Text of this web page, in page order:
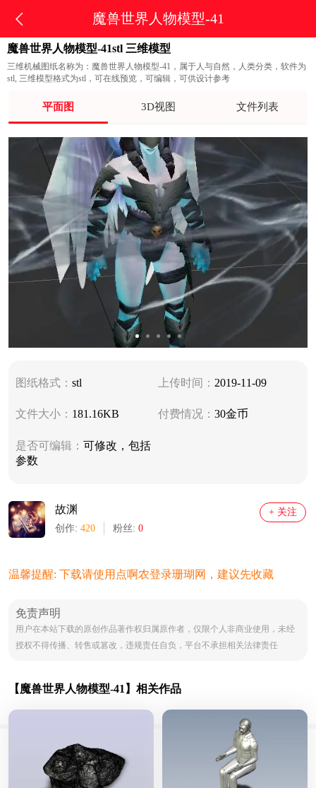
魔兽世界人物模型-41
魔兽世界人物模型-41stl 三维模型
三维机械图纸名称为：魔兽世界人物模型-41，属于人与自然，人类分类，软件为
stl, 三维模型格式为stl，可在线预览，可编辑，可供设计参考
平面图 3D视图 文件列表
图纸格式： stl 上传时间： 2019-11-09
文件大小： 181.16KB 付费情况： 30金币
是否可编辑： 可修改，包括
参数
故渊
创作: 420 粉丝: 0
+ 关注
温馨提醒: 下载请使用点啊农登录珊瑚网，建议先收藏
免责声明
用户在本站下载的原创作品著作权归属原作者，仅限个人非商业使用，未经
授权不得传播、转售或篡改，违规责任自负，平台不承担相关法律责任
【魔兽世界人物模型-41】相关作品